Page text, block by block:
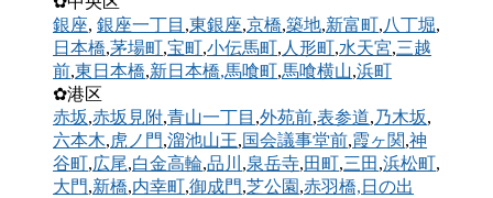
銀座, 銀座一丁目 ,東銀座,京橋,築地,新富町,八丁堀,
日本橋,茅場町,宝町,小伝馬町, 人形町,水天宮,三越
前,東日本橋,新日本橋,馬喰町,馬喰横山,浜町
✿港区
赤坂,赤坂見附,青山一丁目 ,外苑前,表参道,乃木坂,
六本木,虎ノ門,溜池山王,国会議事堂前,霞ヶ関,神
谷町,広尾,白金高輪,品川 ,泉岳寺,田町,三田 ,浜松町,
大門,新橋,内幸町,御成門,芝公園 ,赤羽橋, 日の出